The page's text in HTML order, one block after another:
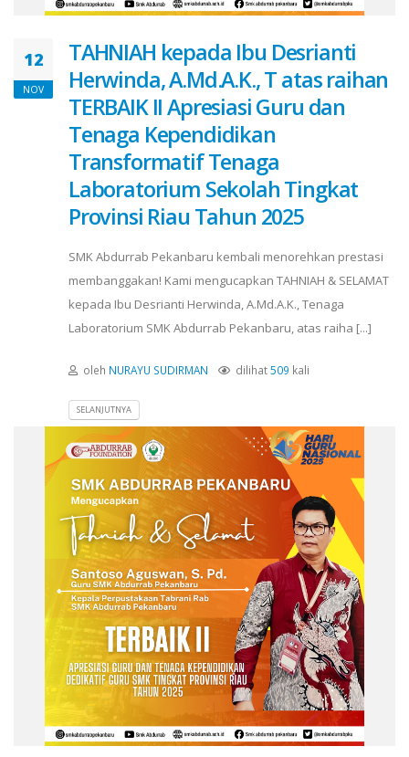
12
NOV
TAHNIAH kepada Ibu Desrianti
Herwinda, A.Md.A.K., T atas raihan
TERBAIK II Apresiasi Guru dan
Tenaga Kependidikan
Transformatif Tenaga
Laboratorium Sekolah Tingkat
Provinsi Riau Tahun 2025
SMK Abdurrab Pekanbaru kembali menorehkan prestasi
membanggakan! Kami mengucapkan TAHNIAH & SELAMAT
kepada Ibu Desrianti Herwinda, A.Md.A.K., Tenaga
Laboratorium SMK Abdurrab Pekanbaru, atas raiha [...]
oleh NURAYU SUDIRMAN dilihat509 kali
SELANJUTNYA